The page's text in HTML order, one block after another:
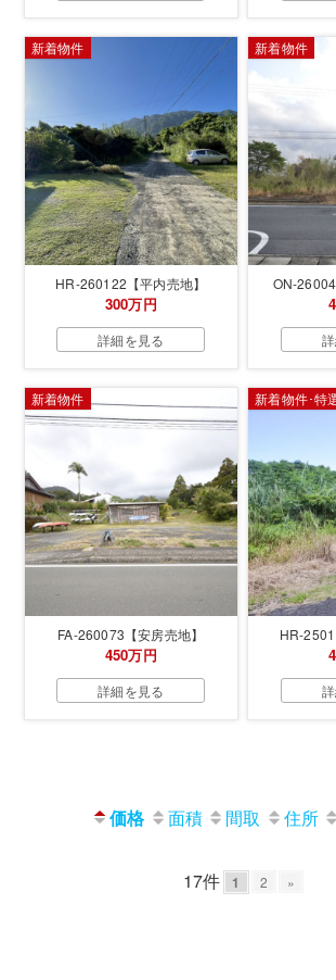
HR-260122【平内売地】
新着物件
300万円
詳細を見る
ON-
新着物件
FA-260073【安房売地】
新着物件
450万円
詳細を見る
HR-
新着物件･特
価格 面積 間取 住所
17件 1 2 »